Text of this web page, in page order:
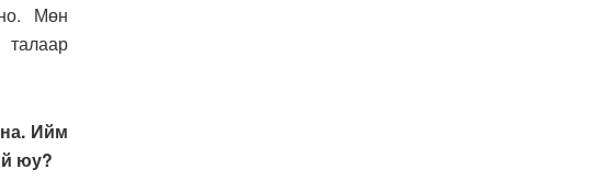
Мөн
талаар
Ийм
юу?